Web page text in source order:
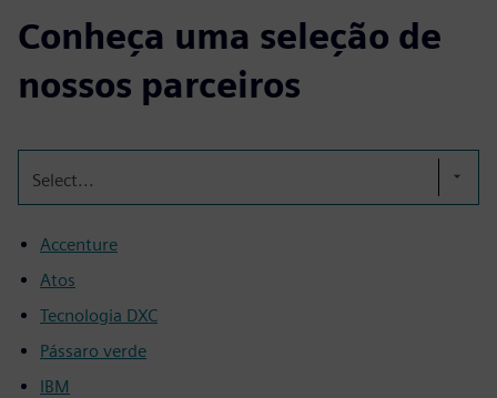
Conheça uma seleção de
nossos parceiros
Select...
Accenture
Atos
Tecnologia DXC
Pássaro verde
IBM